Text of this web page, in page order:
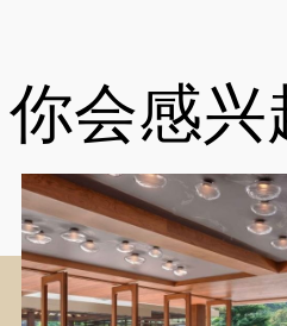
你会感兴